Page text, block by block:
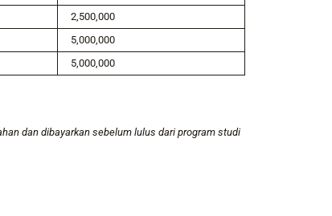
2,500,000
5,000,000
5,000,000
dan dibayarkan sebelum lulus dari program studi